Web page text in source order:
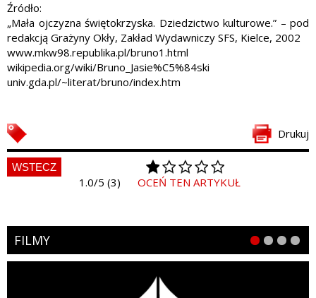
Źródło:
„Mała ojczyzna świętokrzyska. Dziedzictwo kulturowe.” – pod
redakcją Grażyny Okły, Zakład Wydawniczy SFS, Kielce, 2002
www.mkw98.republika.pl/bruno1.html
wikipedia.org/wiki/Bruno_Jasie%C5%84ski
univ.gda.pl/~literat/bruno/index.htm
Drukuj
WSTECZ
1.0/5 (3) OCEŃ TEN ARTYKUŁ
FILMY